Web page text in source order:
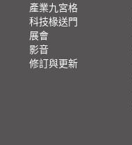
產業九宮格
科技椽送門
展會
影音
修訂與更新